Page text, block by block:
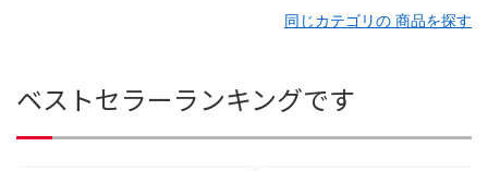
同じカテゴリの 商品を探す
ベストセラーランキングです